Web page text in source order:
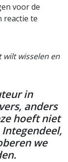
voor de
reactie te
wilt wisselen en
in
anders
hoeft niet
we